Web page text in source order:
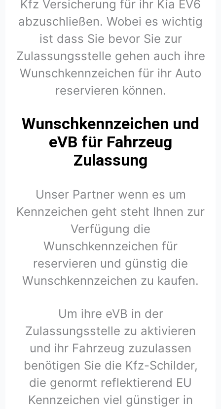
Kfz Versicherung für ihr Kia EV6
abzuschließen. Wobei es wichtig
ist dass Sie bevor Sie zur
Zulassungsstelle gehen auch ihre
Wunschkennzeichen für ihr Auto
reservieren können.
Wunschkennzeichen und
eVB für Fahrzeug
Zulassung
Unser Partner wenn es um
Kennzeichen geht steht Ihnen zur
Verfügung die
Wunschkennzeichen für
reservieren und günstig die
Wunschkennzeichen zu kaufen.
Um ihre eVB in der
Zulassungsstelle zu aktivieren
und ihr Fahrzeug zuzulassen
benötigen Sie die Kfz-Schilder,
die genormt reflektierend EU
Kennzeichen viel günstiger in